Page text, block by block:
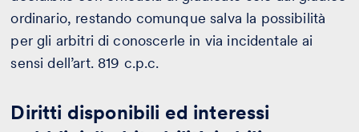
ordinario, restando comunque salva la possibilità
per gli arbitri di conoscerle in via incidentale ai
sensi dell’art. 819 c.p.c.
Diritti disponibili ed interessi